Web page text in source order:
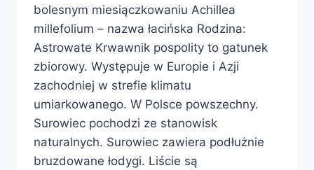
bolesnym miesiączkowaniu Achillea
millefolium – nazwa łacińska Rodzina:
Astrowate Krwawnik pospolity to gatunek
zbiorowy. Występuje w Europie i Azji
zachodniej w strefie klimatu
umiarkowanego. W Polsce powszechny.
Surowiec pochodzi ze stanowisk
naturalnych. Surowiec zawiera podłużnie
bruzdowane łodygi. Liście są